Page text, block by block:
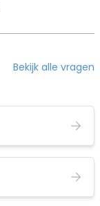
Bekijk alle vragen